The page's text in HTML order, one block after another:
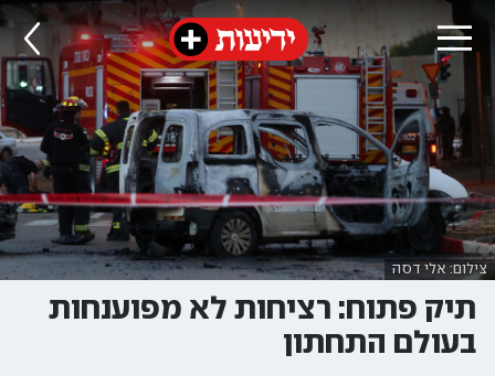
צילום: אלי דסה
תיק פתוח: רציחות לא מפוענחות
בעולם התחתון